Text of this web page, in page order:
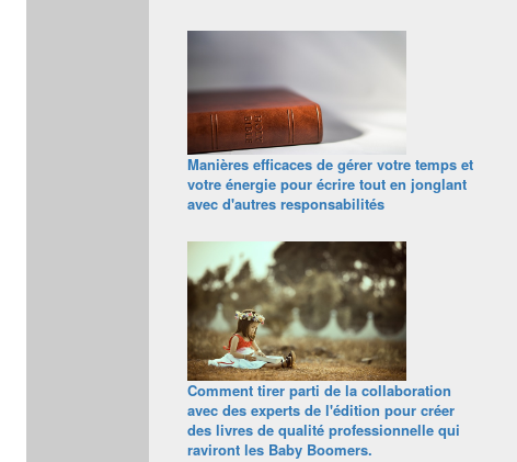
Manières efficaces de gérer votre temps et
votre énergie pour écrire tout en jonglant
avec d'autres responsabilités
Comment tirer parti de la collaboration
avec des experts de l'édition pour créer
des livres de qualité professionnelle qui
raviront les Baby Boomers.